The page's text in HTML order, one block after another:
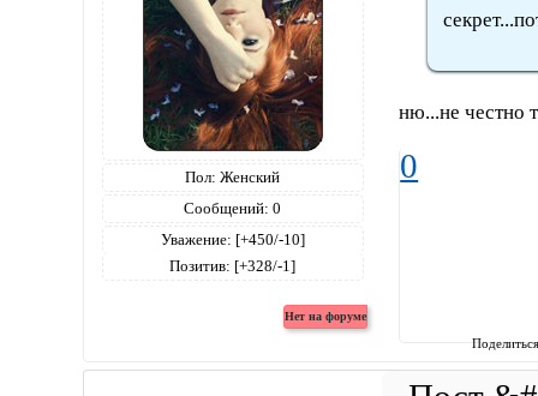
Пол: Женский
Сообщений: 0
Уважение: [+450/-10]
Позитив: [+328/-1]
ню...не честно
0